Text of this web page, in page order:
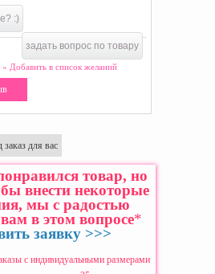
:)
задать вопрос по товару
» Добавить в список желаний
заказ для вас
товар, но
внести некоторые
мы с радостью
в этом вопросе*
заявку >>>
с индивидуальными размерами